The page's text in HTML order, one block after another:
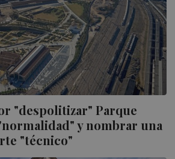
"despolitizar" Parque
y nombrar una
"técnico"